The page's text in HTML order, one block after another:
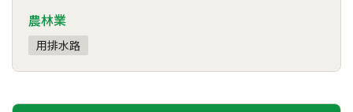
農林業
用排水路